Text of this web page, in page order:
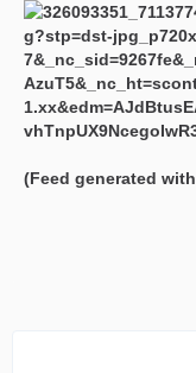
(Feed generated with